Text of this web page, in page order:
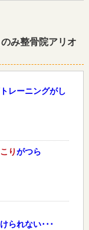
み整骨院アリオ
レーニングがし
りがつら
られない･･･